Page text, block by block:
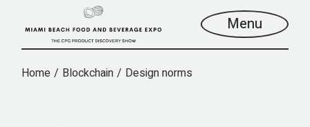
Menu
Home Blockchain Design norms